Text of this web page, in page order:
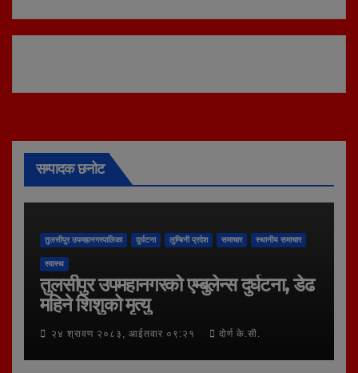
सम्पादक छनोट
तुलसीपुर उपमहानगरपालिका दुर्घटना लुम्बिनी प्रदेश समाचार स्थानीय समाचार
स्वास्थ
तुलसीपुर उपमहानगरको एम्बुलेन्स दुर्घटना, डेढ
महिने शिशुको मृत्यु
२४ श्रावण २०८३, आईतवार ०९:२१ दोर्ण के.सी.